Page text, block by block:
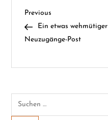
B
e
r
Previous
Post
Previous
Ein etwas wehmütiger
Neuzugänge-Post
Suchen